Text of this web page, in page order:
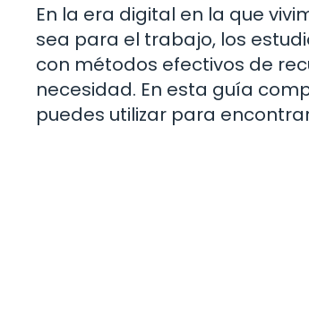
En la era digital en la que
sea para el trabajo, los
con métodos efectivos de
necesidad. En esta guía
puedes utilizar para